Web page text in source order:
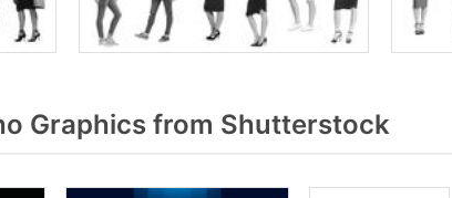
Graphics from Shutterstock